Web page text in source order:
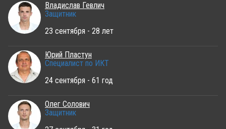
Владислав Гевлич
Защитник
23 сентября - 28 лет
Юрий Пластун
Специалист по ИКТ
24 сентября - 61 год
Олег Солович
Защитник